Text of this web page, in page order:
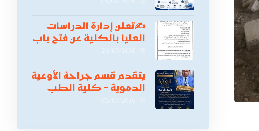
✍تعلن إدارة الدراسات
العليا بالكلية عن فتح باب
أكتوبر 2026،
يتقدم قسم جراحة الأوعية
الدموية – كلية الطب